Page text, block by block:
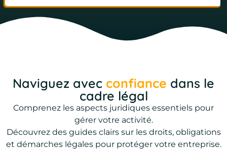
Naviguez avec confiance dans le
cadre légal
Comprenez les aspects juridiques essentiels pour
gérer votre activité.
Découvrez des guides clairs sur les droits, obligations
et démarches légales pour protéger votre entreprise.